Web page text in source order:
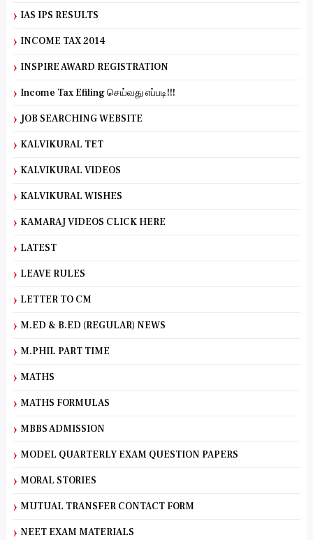
IAS IPS RESULTS
INCOME TAX 2014
INSPIRE AWARD REGISTRATION
Income Tax Efiling செய்வது எப்படி!!!
JOB SEARCHING WEBSITE
KALVIKURAL TET
KALVIKURAL VIDEOS
KALVIKURAL WISHES
KAMARAJ VIDEOS CLICK HERE
LATEST
LEAVE RULES
LETTER TO CM
M.ED & B.ED (REGULAR) NEWS
M.PHIL PART TIME
MATHS
MATHS FORMULAS
MBBS ADMISSION
MODEL QUARTERLY EXAM QUESTION PAPERS
MORAL STORIES
MUTUAL TRANSFER CONTACT FORM
NEET EXAM MATERIALS